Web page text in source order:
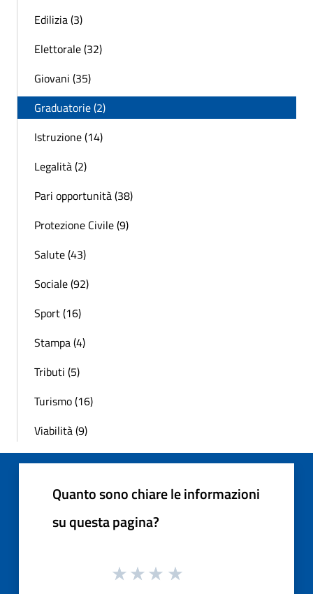
Edilizia (3)
Elettorale (32)
Giovani (35)
Graduatorie (2)
Istruzione (14)
Legalità (2)
Pari opportunità (38)
Protezione Civile (9)
Salute (43)
Sociale (92)
Sport (16)
Stampa (4)
Tributi (5)
Turismo (16)
Viabilità (9)
Quanto sono chiare le informazioni
su questa pagina?